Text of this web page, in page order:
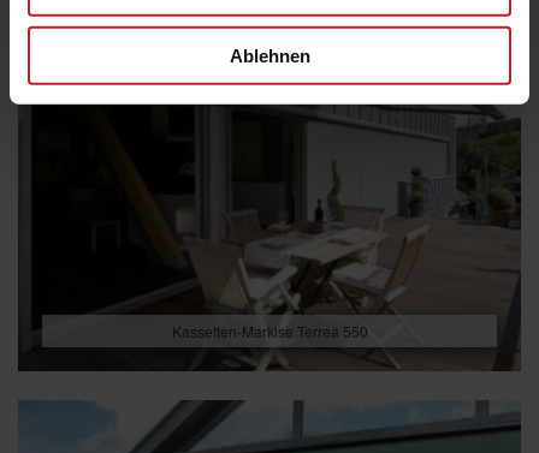
Ablehnen
Kassetten-Markise Terrea 550